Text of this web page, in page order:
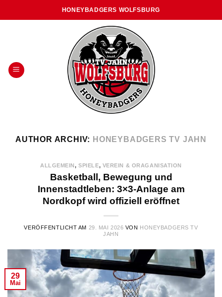
to
HONEYBADGERS WOLFSBURG
AUTHOR ARCHIV: HONEYBADGERS TV JAHN
ALLGEMEIN,SPIELE, VEREIN & ORAGANISATION
Basketball, Bewegung und
Innenstadtleben: 3×3-Anlage am
Nordkopf wird offiziell eröffnet
VERÖFFENTLICHT AM 29. MAI 2026 VON HONEYBADGERS TV
JAHN
29
Mai